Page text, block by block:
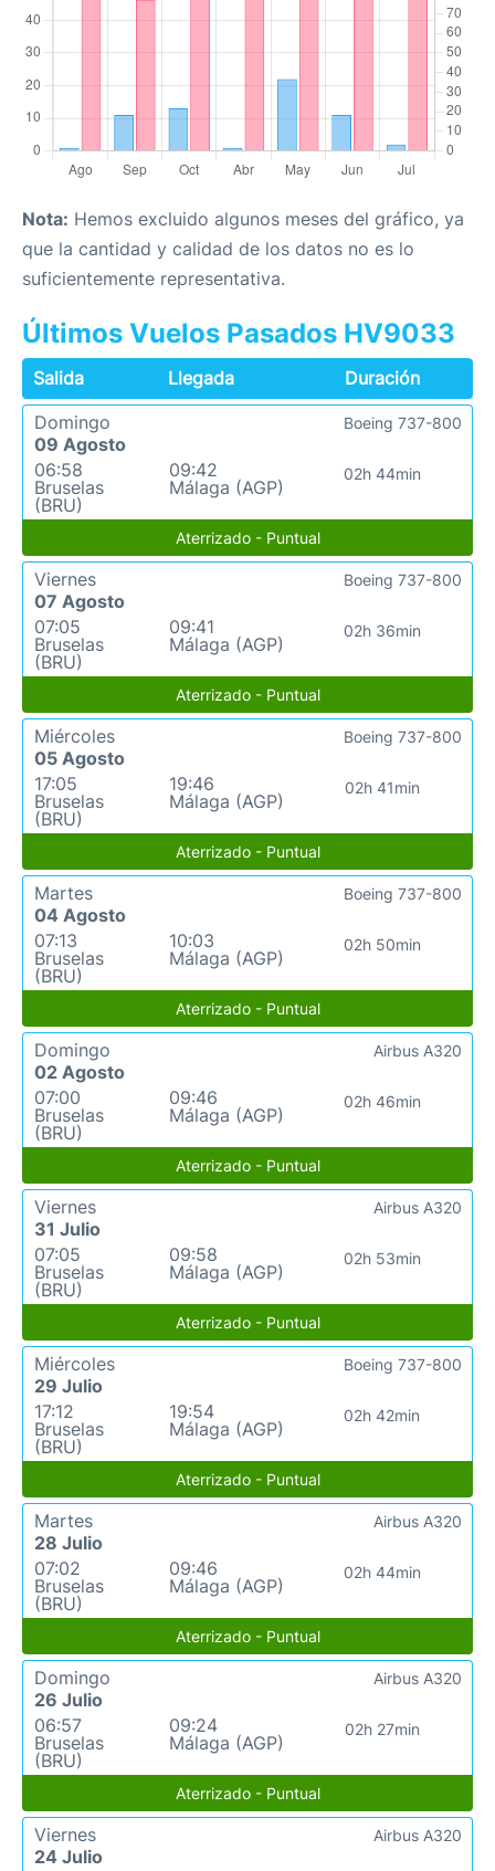
Nota: Hemos excluido algunos meses del gráfico, ya
que la cantidad y calidad de los datos no es lo
suficientemente representativa.
Últimos Vuelos Pasados HV9033
Salida Llegada
Duración
Domingo
09 Agosto
06:58
Bruselas
(BRU)
09:42
Málaga (AGP)
02h 44min
Boeing 737-800
Aterrizado - Puntual
Viernes
07 Agosto
07:05
Bruselas
(BRU)
09:41
Málaga (AGP)
02h 36min
Boeing 737-800
Aterrizado - Puntual
Miércoles
05 Agosto
17:05
Bruselas
(BRU)
19:46
Málaga (AGP)
02h 41min
Boeing 737-800
Aterrizado - Puntual
Martes
04 Agosto
07:13
Bruselas
(BRU)
10:03
Málaga (AGP)
02h 50min
Boeing 737-800
Aterrizado - Puntual
Domingo
02 Agosto
07:00
Bruselas
(BRU)
09:46
Málaga (AGP)
02h 46min
Airbus A320
Aterrizado - Puntual
Viernes
31 Julio
07:05
Bruselas
(BRU)
09:58
Málaga (AGP)
02h 53min
Airbus A320
Aterrizado - Puntual
Miércoles
29 Julio
17:12
Bruselas
(BRU)
19:54
Málaga (AGP)
02h 42min
Boeing 737-800
Aterrizado - Puntual
Martes
28 Julio
07:02
Bruselas
(BRU)
09:46
Málaga (AGP)
02h 44min
Airbus A320
Aterrizado - Puntual
Domingo
26 Julio
06:57
Bruselas
(BRU)
09:24
Málaga (AGP)
02h 27min
Airbus A320
Aterrizado - Puntual
Viernes
24 Julio
Airbus A320